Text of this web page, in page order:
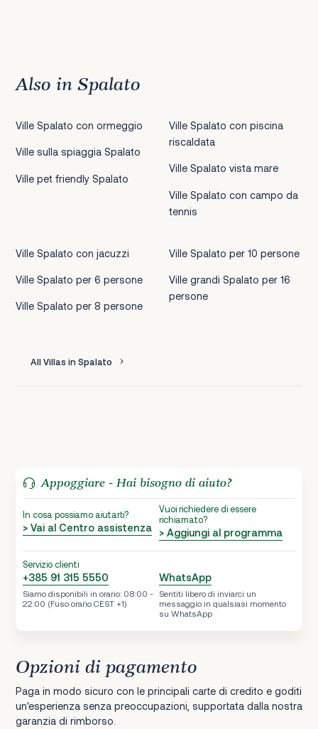
Also in Spalato
Ville Spalato con ormeggio
Ville sulla spiaggia Spalato
Ville pet friendly Spalato
Ville Spalato con piscina
riscaldata
Ville Spalato vista mare
Ville Spalato con campo da
tennis
Ville Spalato con jacuzzi
Ville Spalato per 6 persone
Ville Spalato per 8 persone
Ville Spalato per 10 persone
Ville grandi Spalato per 16
persone
All Villas in Spalato
Appoggiare - Hai bisogno di aiuto?
In cosa possiamo aiutarti?
> Vai al Centro assistenza
Vuoi richiedere di essere
richiamato?
> Aggiungi al programma
Servizio clienti
+385 91 315 5550
Siamo disponibili in orario: 08:00 -
22:00 (Fuso orario CEST +1)
WhatsApp
Sentiti libero di inviarci un
messaggio in qualsiasi momento
su WhatsApp
Opzioni di pagamento
Paga in modo sicuro con le principali carte di credito e goditi
un'esperienza senza preoccupazioni, supportata dalla nostra
garanzia di rimborso.